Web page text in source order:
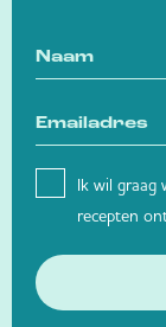
Ik wil graag
recepten